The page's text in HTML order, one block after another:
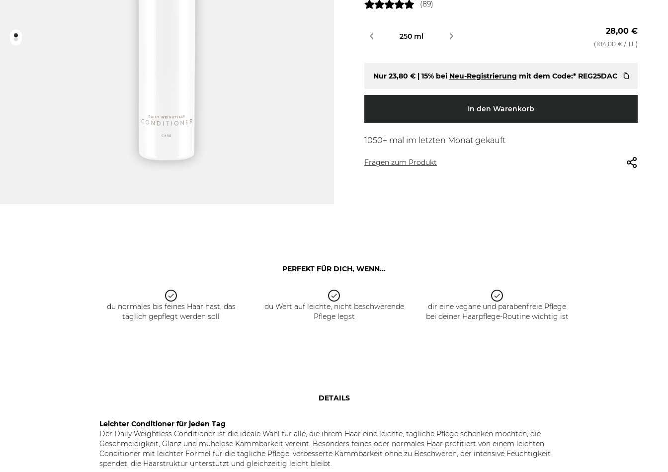
(89)
250 ml 1000 ml + Refill
28,00 €
(104,00 € / 1 L)
Nur 23,80 €| 15% bei Neu-Registrierung mit dem Code:* REG25DAC
In den Warenkorb
1050+ mal im letzten Monat gekauft
Fragen zum Produkt
PERFEKT FÜR DICH, WENN...
du normales bis feines Haar hast, das
täglich gepflegt werden soll
du Wert auf leichte, nicht beschwerende
Pflege legst
dir eine vegane und parabenfreie Pflege
bei deiner Haarpflege-Routine wichtig ist
DETAILS
Leichter Conditioner für jeden Tag
Der Daily Weightless Conditioner ist die ideale Wahl für alle, die ihrem Haar eine leichte, tägliche Pflege schenken möchten, die
Geschmeidigkeit, Glanz und mühelose Kämmbarkeit vereint. Besonders feines oder normales Haar profitiert von einem leichten
Conditioner mit leichter Formel für die tägliche Pflege, verbesserte Kämmbarkeit ohne zu Beschweren, der intensive Feuchtigkeit
spendet, die Haarstruktur unterstützt und gleichzeitig leicht bleibt.